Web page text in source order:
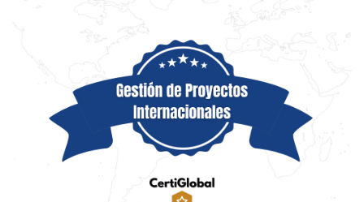
con ser
diplomático
carrera?